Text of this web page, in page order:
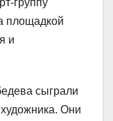
площадкой
и
сыграли
Они